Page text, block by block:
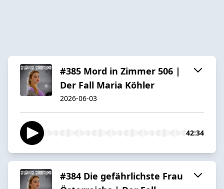
#385 Mord in Zimmer 506 |
Der Fall Maria Köhler
2026-06-03
42:34
#384 Die gefährlichste Frau